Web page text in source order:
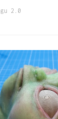
2.0